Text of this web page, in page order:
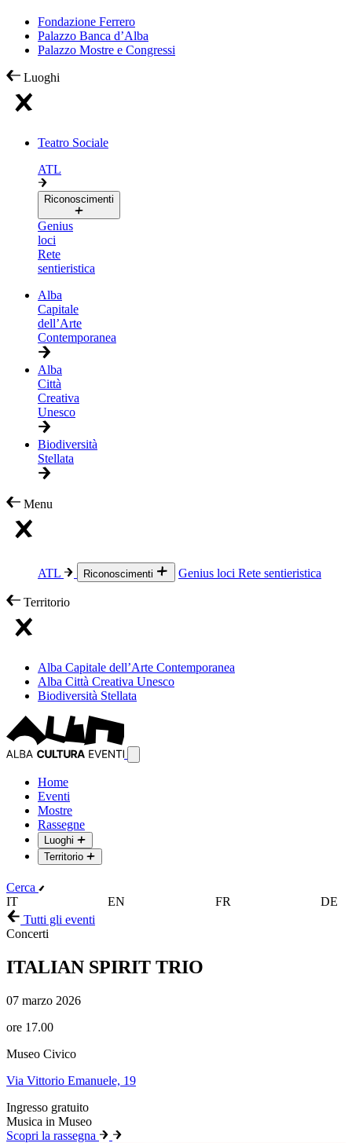
Fondazione Ferrero
Palazzo Banca d’Alba
Palazzo Mostre e Congressi
Luoghi
Teatro Sociale
ATL
Riconoscimenti
Genius
loci
Rete
sentieristica
Alba
Capitale
dell’Arte
Contemporanea
Alba
Città
Creativa
Unesco
Biodiversità
Stellata
Menu
ATL Riconoscimenti Genius loci Rete sentieristica
Territorio
Alba Capitale dell’Arte Contemporanea
Alba Città Creativa Unesco
Biodiversità Stellata
Home
Eventi
Mostre
Rassegne
Luoghi
Territorio
Cerca
IT
EN FR
DE
Tutti gli eventi
Concerti
ITALIAN SPIRIT TRIO
07 marzo 2026
ore 17.00
Museo Civico
Via Vittorio Emanuele, 19
Ingresso gratuito
Musica in Museo
Scopri la rassegna